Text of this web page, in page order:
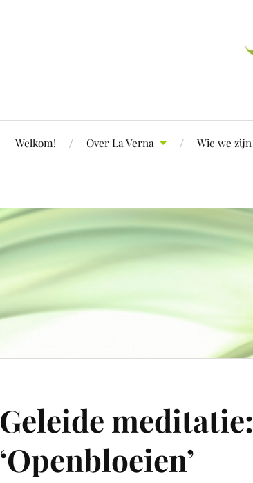
Welkom! Over La Verna Wie we zijn
Geleide meditatie:
‘Openbloeien’